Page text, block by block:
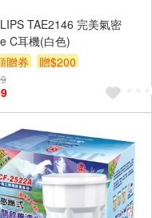
TAE2146 完美氣密
C耳機(白色)
贈券
贈$200